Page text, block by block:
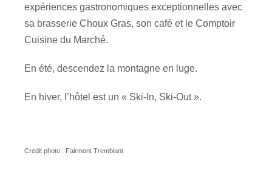
expériences gastronomiques exceptionnelles avec
sa brasserie Choux Gras, son café et le Comptoir
Cuisine du Marché.
En été, descendez la montagne en luge.
En hiver, l’hôtel est un « Ski-In, Ski-Out ».
Crédit photo : Fairmont Tremblant